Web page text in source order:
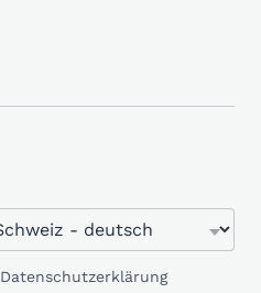
Datenschutzerklärung